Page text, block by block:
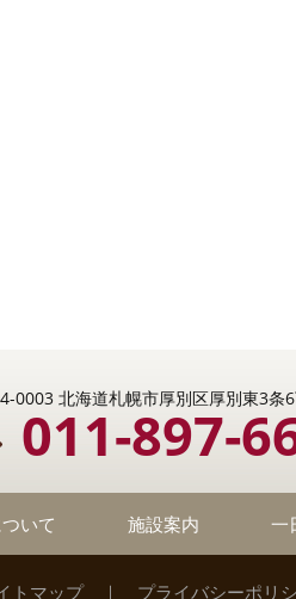
0003 北海道札幌市厚別区厚別東3条
011-897-
いて 施設案内 一
トマップ｜ プライバシーポリ